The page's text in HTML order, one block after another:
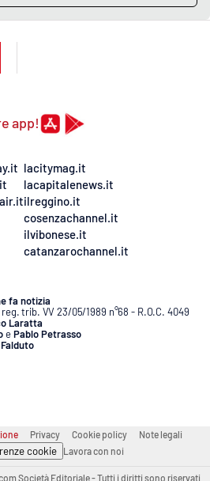
app!
lacitymag.it
lacapitalenews.it
ilreggino.it
cosenzachannel.it
ilvibonese.it
catanzarochannel.it
fa notizia
trib. VV 23/05/1989 n°68 - R.O.C. 4049
Laratta
ePablo Petrasso
Privacy Cookie policy Note legali
cookie Lavora con noi
Società Editoriale - Tutti i diritti sono riservati